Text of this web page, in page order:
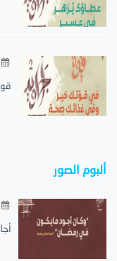
ألبوم الصور